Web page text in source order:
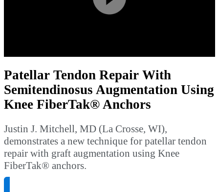
Play
Video
Patellar Tendon Repair With
Semitendinosus Augmentation Using
Knee FiberTak® Anchors
Justin J. Mitchell, MD (La Crosse, WI),
demonstrates a new technique for patellar tendon
repair with graft augmentation using Knee
FiberTak® anchors.